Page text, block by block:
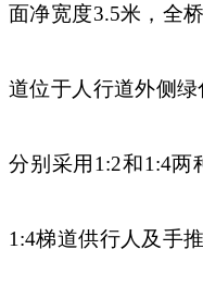
面净宽度3.5米，全
道位于人行道外侧
分别采用1:2和1:4两
1:4梯道供行人及手